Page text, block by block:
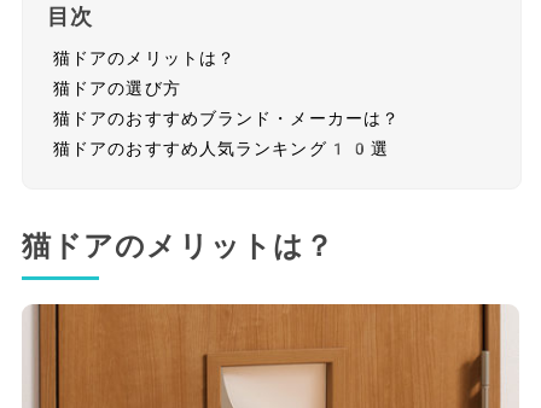
目次
猫ドアのメリットは？
猫ドアの選び方
猫ドアのおすすめブランド・メーカーは？
猫ドアのおすすめ人気ランキング10選
猫ドアのメリットは？